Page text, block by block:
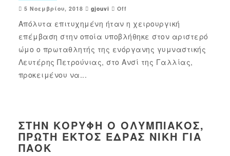
5 Νοεμβρίου, 2018 gjouvi Off
Απόλυτα επιτυχημένη ήταν η χειρουργική
επέμβαση στην οποία υποβλήθηκε στον αριστερό
ώμο ο πρωταθλητής της ενόργανης γυμναστικής
Λευτέρης Πετρούνιας, στο Ανσί της Γαλλίας,
προκειμένου να...
ΣΤΗΝ ΚΟΡΥΦΉ Ο ΟΛΥΜΠΙΑΚΌΣ,
ΠΡΏΤΗ ΕΚΤΌΣ ΈΔΡΑΣ ΝΊΚΗ ΓΙΑ
ΠΑΟΚ